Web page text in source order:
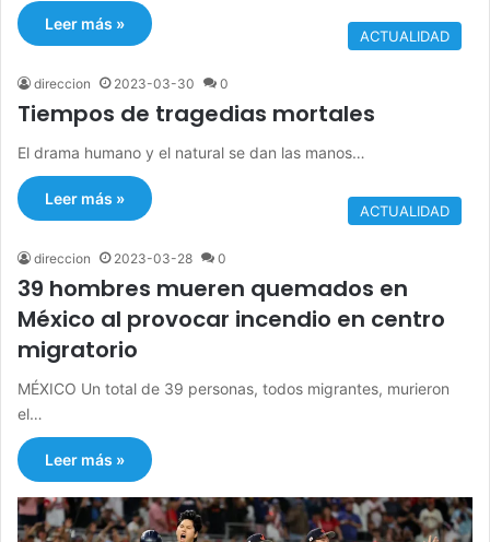
Leer más »
ACTUALIDAD
direccion 2023-03-30 0
Tiempos de tragedias mortales
El drama humano y el natural se dan las manos…
Leer más »
ACTUALIDAD
direccion 2023-03-28 0
39 hombres mueren quemados en
México al provocar incendio en centro
migratorio
MÉXICO Un total de 39 personas, todos migrantes, murieron
el…
Leer más »